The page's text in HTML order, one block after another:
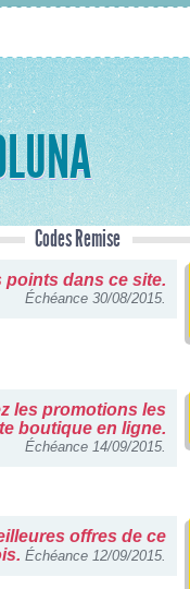
Codes Remise
points dans ce site.
Échéance 30/08/2015.
les promotions les
boutique en ligne.
Échéance 14/09/2015.
offres de ce
Échéance 12/09/2015.